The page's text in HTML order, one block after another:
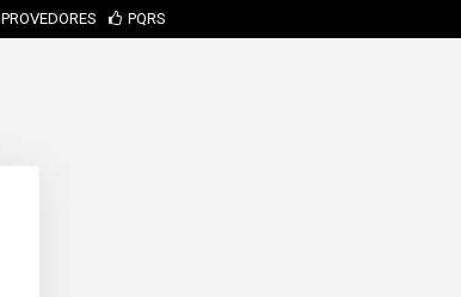
PROVEDORES PQRS